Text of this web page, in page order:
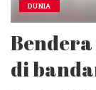
DUNIA
di